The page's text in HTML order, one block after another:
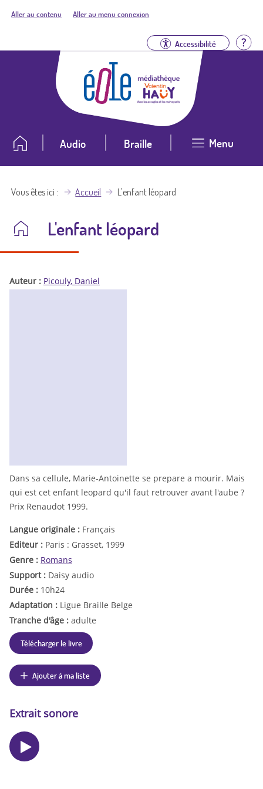
Aller au contenu Aller au menu connexion
Accessibilité
Audio Braille Menu
Vous êtes ici Accueil L'enfant léopard
L'enfant léopard
Auteur : Picouly, Daniel
Dans sa cellule, Marie-Antoinette se prepare a mourir. Mais
qui est cet enfant leopard qu'il faut retrouver avant l'aube ?
Prix Renaudot 1999.
Langue originale : Français
Editeur : Paris : Grasset, 1999
Genre : Romans
Support : Daisy audio
Durée : 10h24
Adaptation : Ligue Braille Belge
Tranche d'âge : adulte
Télécharger le livre
Ajouter à ma liste
Extrait sonore